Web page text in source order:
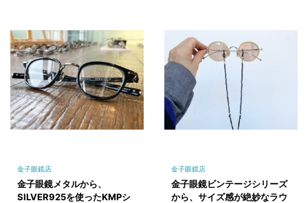
金子眼鏡店
金子眼鏡メタルから、
SILVER925を使ったKMPシ
金子眼鏡店
金子眼鏡ビンテージシリーズ
から、サイズ感が絶妙なラウ